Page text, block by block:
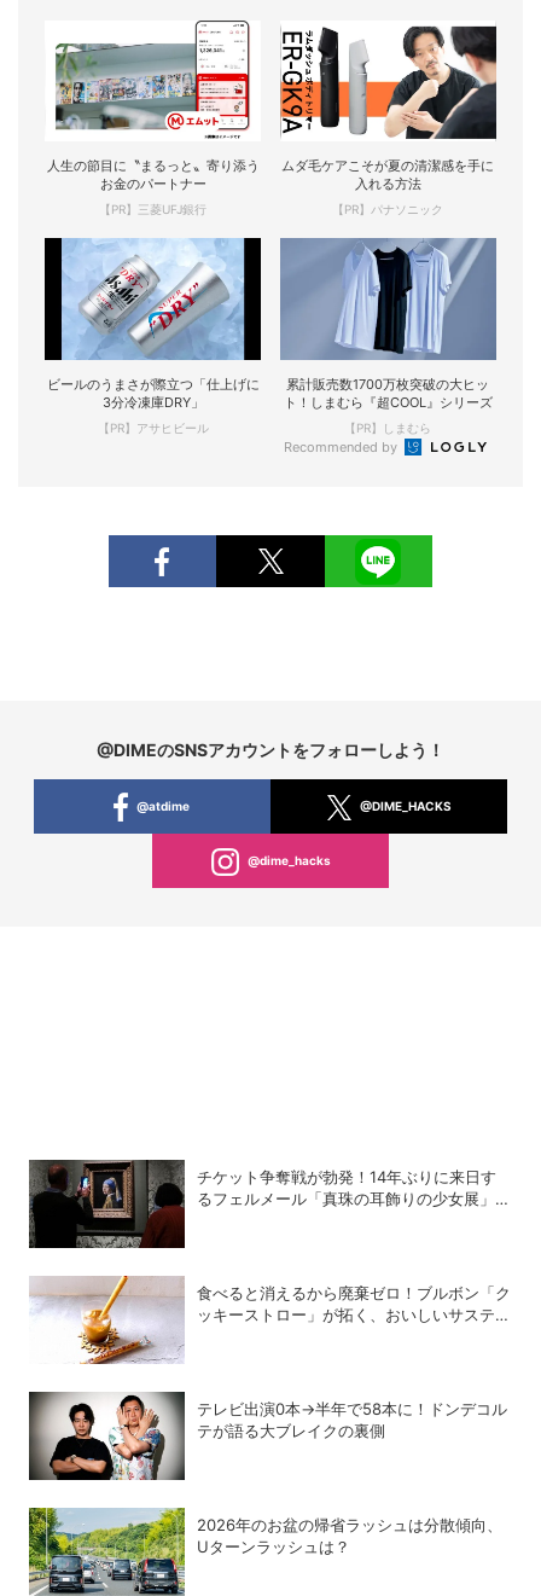
人生の節目に〝まるっと〟寄り添う
お金のパートナー
【PR】三菱UFJ銀行
ムダ毛ケアこそが夏の清潔感を手に
入れる方法
【PR】パナソニック
ビールのうまさが際立つ「仕上げに
3分冷凍庫DRY」
【PR】アサヒビール
累計販売数1700万枚突破の大ヒッ
ト！しまむら『超COOL』シリーズ
【PR】しまむら
Recommended by
@DIMEのSNSアカウントをフォローしよう！
@atdime @DIME_HACKS
@dime_hacks
チケット争奪戦が勃発！14年ぶりに来日す
るフェルメール「真珠の耳飾りの少女展」の
食べると消えるから廃棄ゼロ！ブルボン「ク
ッキーストロー」が拓く、おいしいサステナ
テレビ出演0本→半年で58本に！ドンデコル
テが語る大ブレイクの裏側
2026年のお盆の帰省ラッシュは分散傾向、
Uターンラッシュは？